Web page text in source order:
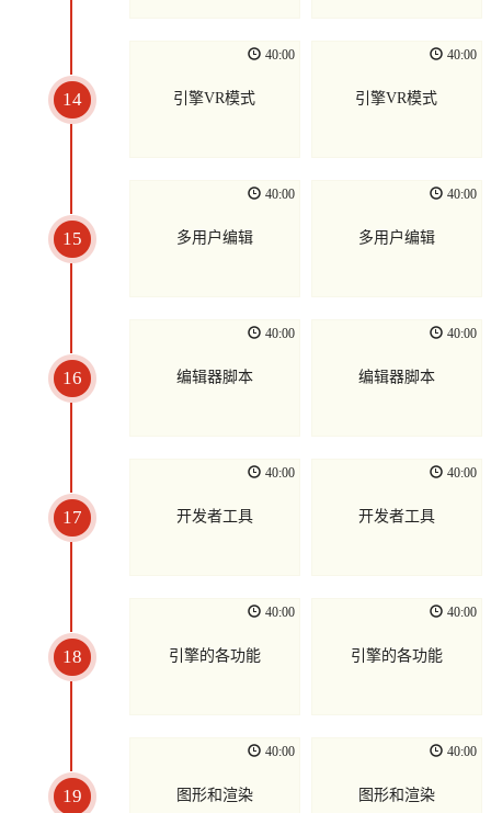
40:00
引擎VR模式
14
40:00
引擎VR模式
40:00
多用户编辑
15
40:00
多用户编辑
40:00
编辑器脚本
16
40:00
编辑器脚本
40:00
开发者工具
17
40:00
开发者工具
40:00
引擎的各功能
18
40:00
引擎的各功能
40:00
图形和渲染
19
40:00
图形和渲染